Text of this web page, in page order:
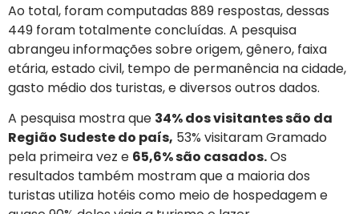
Ao total, foram computadas 889 respostas, dessas
449 foram totalmente concluídas. A pesquisa
abrangeu informações sobre origem, gênero, faixa
etária, estado civil, tempo de permanência na cidade,
gasto médio dos turistas, e diversos outros dados.
A pesquisa mostra que 34% dos visitantes são da
Região Sudeste do país, 53% visitaram Gramado
pela primeira vez e 65,6% são casados.Os
resultados também mostram que a maioria dos
turistas utiliza hotéis como meio de hospedagem e